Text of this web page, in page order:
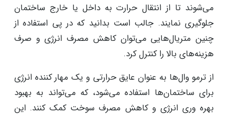
می‌شوند تا از انتقال حرارت به داخل یا خارج ساختمان
جلوگیری نمایند. جالب است بدانید که در پی استفاده از
چنین متریال‌هایی می‌توان کاهش مصرف انرژی و صرف
هزینه‌های بالا را کنترل کرد.
از ترمو وال‌ها به عنوان عایق حرارتی و یک مهار کننده انرژی
برای ساختمان‌ها استفاده می‌شود، که می‌تواند به بهبود
بهره ‌وری انرژی و کاهش مصرف سوخت کمک کنند. این